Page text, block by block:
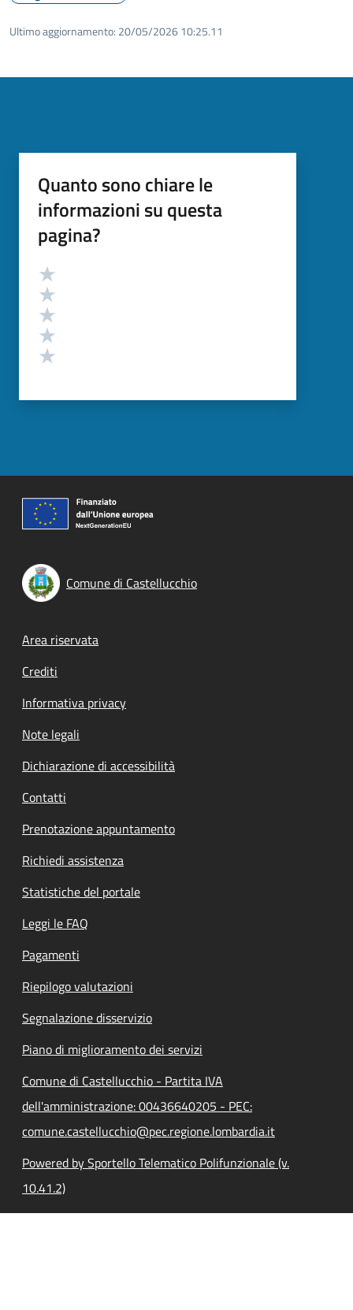
Ultimo aggiornamento: 20/05/2026 10:25.11
Quanto sono chiare le
informazioni su questa
pagina?
Valutazione
Comune di Castellucchio
Footer menu
Area riservata
Crediti
Informativa privacy
Note legali
Dichiarazione di accessibilità
Contatti
Prenotazione appuntamento
Richiedi assistenza
Statistiche del portale
Leggi le FAQ
Pagamenti
Riepilogo valutazioni
Segnalazione disservizio
Piano di miglioramento dei servizi
Comune di Castellucchio - Partita IVA
dell'amministrazione: 00436640205 - PEC:
comune.castellucchio@pec.regione.lombardia.it
Powered by Sportello Telematico Polifunzionale (v.
10.41.2)